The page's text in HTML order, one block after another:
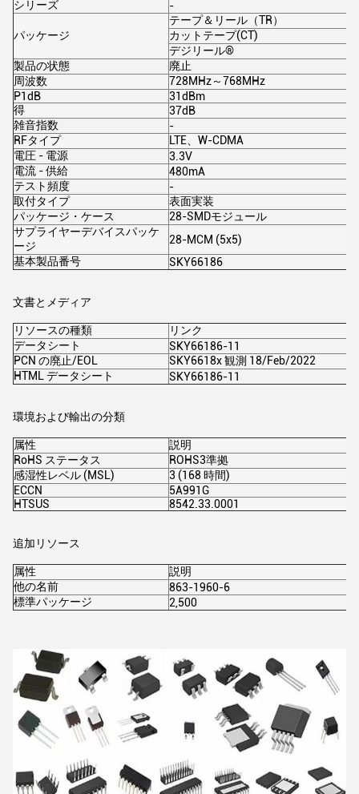
シリーズ
-
パッケージ
テープ＆リール（TR）
カットテープ(CT)
デジリール®
製品の状態
廃止
周波数
728MHz～768MHz
P1dB
31dBm
得
37dB
雑音指数
-
RFタイプ
LTE、W-CDMA
電圧 - 電源
3.3V
電流 - 供給
480mA
テスト頻度
-
取付タイプ
表面実装
パッケージ・ケース
28-SMDモジュール
サプライヤーデバイスパッケ
ージ
28-MCM (5x5)
基本製品番号
SKY66186
文書とメディア
リソースの種類
リンク
データシート
SKY66186-11
PCN の廃止/EOL
SKY6618x 観測 18/Feb/2022
HTML データシート
SKY66186-11
環境および輸出の分類
属性
説明
RoHS ステータス
ROHS3準拠
感湿性レベル (MSL)
3 (168 時間)
ECCN
5A991G
HTSUS
8542.33.0001
追加リソース
属性
説明
他の名前
863-1960-6
標準パッケージ
2,500